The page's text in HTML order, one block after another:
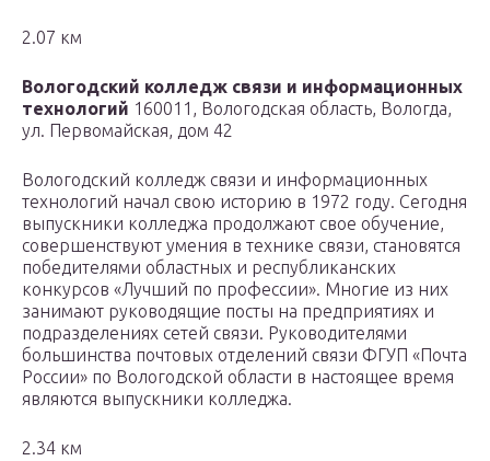
2.07 км
Вологодский колледж связи и информационных
технологий 160011, Вологодская область, Вологда,
ул. Первомайская, дом 42
Вологодский колледж связи и информационных
технологий начал свою историю в 1972 году. Сегодня
выпускники колледжа продолжают свое обучение,
совершенствуют умения в технике связи, становятся
победителями областных и республиканских
конкурсов «Лучший по профессии». Многие из них
занимают руководящие посты на предприятиях и
подразделениях сетей связи. Руководителями
большинства почтовых отделений связи ФГУП «Почта
России» по Вологодской области в настоящее время
являются выпускники колледжа.
2.34 км